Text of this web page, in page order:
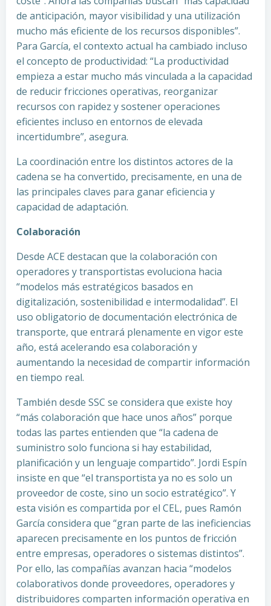
de anticipación, mayor visibilidad y una utilización
mucho más eficiente de los recursos disponibles”.
Para García, el contexto actual ha cambiado incluso
el concepto de productividad: “La productividad
empieza a estar mucho más vinculada a la capacidad
de reducir fricciones operativas, reorganizar
recursos con rapidez y sostener operaciones
eficientes incluso en entornos de elevada
incertidumbre”, asegura.
La coordinación entre los distintos actores de la
cadena se ha convertido, precisamente, en una de
las principales claves para ganar eficiencia y
capacidad de adaptación.
Colaboración
Desde ACE destacan que la colaboración con
operadores y transportistas evoluciona hacia
“modelos más estratégicos basados en
digitalización, sostenibilidad e intermodalidad”. El
uso obligatorio de documentación electrónica de
transporte, que entrará plenamente en vigor este
año, está acelerando esa colaboración y
aumentando la necesidad de compartir información
en tiempo real.
También desde SSC se considera que existe hoy
“más colaboración que hace unos años” porque
todas las partes entienden que “la cadena de
suministro solo funciona si hay estabilidad,
planificación y un lenguaje compartido”. Jordi Espín
insiste en que “el transportista ya no es solo un
proveedor de coste, sino un socio estratégico”. Y
esta visión es compartida por el CEL, pues Ramón
García considera que “gran parte de las ineficiencias
aparecen precisamente en los puntos de fricción
entre empresas, operadores o sistemas distintos”.
Por ello, las compañías avanzan hacia “modelos
colaborativos donde proveedores, operadores y
distribuidores comparten información operativa en